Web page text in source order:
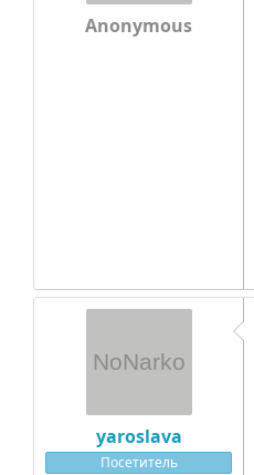
Anonymous
yaroslava
Посетитель